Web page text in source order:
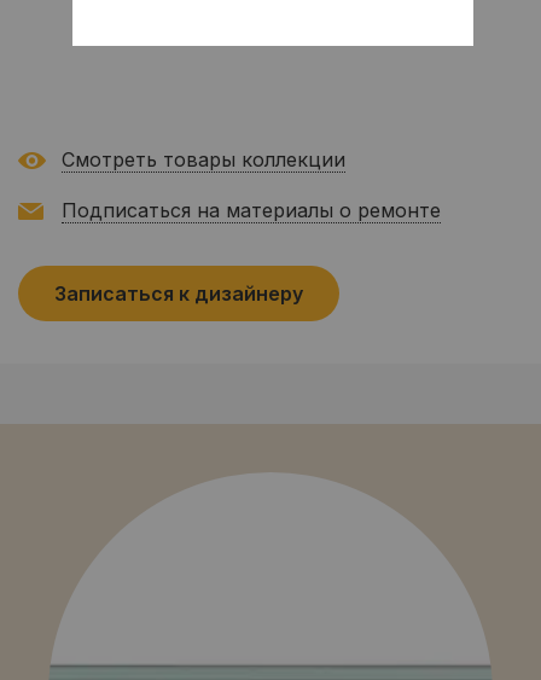
Смотреть товары коллекции
Подписаться на материалы о ремонте
Записаться к дизайнеру